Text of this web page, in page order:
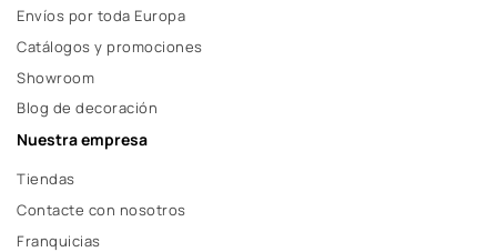
Envíos por toda Europa
Catálogos y promociones
Showroom
Blog de decoración
Nuestra empresa
Tiendas
Contacte con nosotros
Franquicias